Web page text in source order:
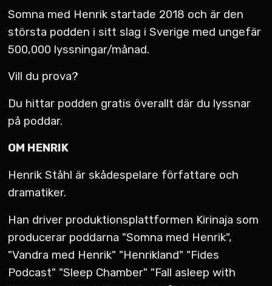
Somna med Henrik startade 2018 och är den
största podden i sitt slag i Sverige med ungefär
500,000 lyssningar/månad.
Vill du prova?
Du hittar podden gratis överallt där du lyssnar
på poddar.
OM HENRIK
Henrik Ståhl är skådespelare författare och
dramatiker.
Han driver produktionsplattformen Kirinaja som
producerar poddarna "Somna med Henrik",
"Vandra med Henrik" "Henrikland" "Fides
Podcast" "Sleep Chamber" "Fall asleep with